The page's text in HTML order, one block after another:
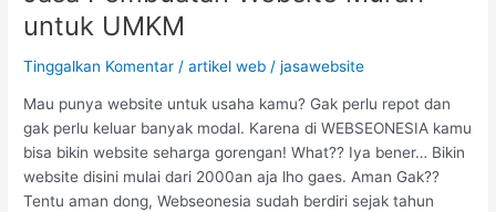
untuk UMKM
Tinggalkan Komentar /artikel web /jasawebsite
Mau punya website untuk usaha kamu? Gak perlu repot dan
gak perlu keluar banyak modal. Karena di WEBSEONESIA kamu
bisa bikin website seharga gorengan! What?? Iya bener… Bikin
website disini mulai dari 2000an aja lho gaes. Aman Gak??
Tentu aman dong, Webseonesia sudah berdiri sejak tahun